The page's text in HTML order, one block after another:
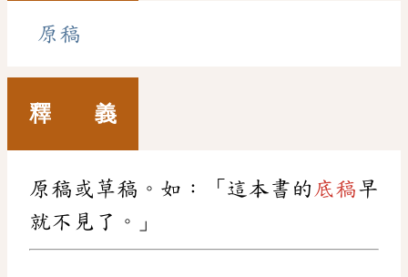
原稿
釋 義
原稿或草稿。如：「這本書的 底稿早
就不見了。」